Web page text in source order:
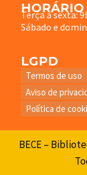
Terça à sexta:
Sábado e
LGPD
Termos de uso
Aviso de
Política de
BECE –